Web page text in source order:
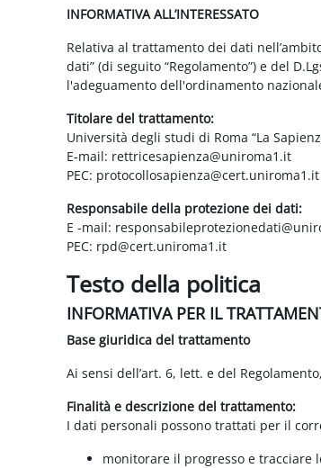
INFORMATIVA ALL’INTERESSATO
Relativa al trattamento dei dati
dati” (di seguito “Regolamento”) e del
l'adeguamento dell'ordinamento
Titolare del trattamento:
Università degli studi di Roma “La
E-mail: rettricesapienza@uniroma1.it
PEC: protocollosapienza@cert.uniroma1.it
Responsabile della protezione dei dati:
E -mail:
PEC: rpd@cert.uniroma1.it
Testo della politica
INFORMATIVA PER IL
Base giuridica del trattamento
Ai sensi dell’art. 6, lett. e del
Finalità e descrizione del trattamento:
I dati personali possono trattati per il
monitorare il progresso e tracciare